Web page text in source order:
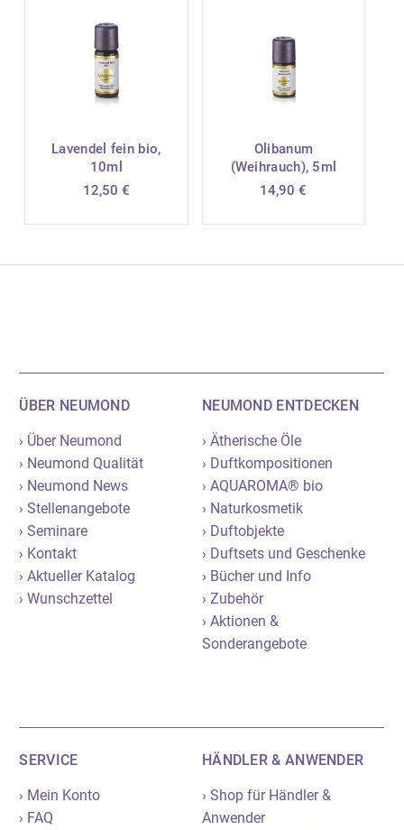
Lavendel fein bio,
10ml
12,50 €
Olibanum
(Weihrauch), 5ml
14,90€
ÜBER NEUMOND
› Über Neumond
› Neumond Qualität
› Neumond News
› Stellenangebote
› Seminare
› Kontakt
› Aktueller Katalog
› Wunschzettel
NEUMOND ENTDECKEN
› Ätherische Öle
› Duftkompositionen
› AQUAROMA® bio
› Naturkosmetik
› Duftobjekte
› Duftsets und Geschenke
› Bücher und Info
› Zubehör
› Aktionen &
Sonderangebote
SERVICE
› Mein Konto
› FAQ
HÄNDLER & ANWENDER
› Shop für Händler &
Anwender